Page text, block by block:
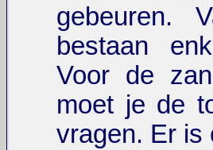
gebeuren.
bestaan
Voor de
moet je de
vragen. Er is